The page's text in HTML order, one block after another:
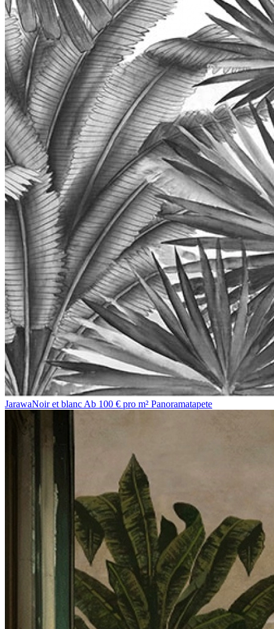
JarawaNoir et blanc Ab 100 € pro m² Panoramatapete